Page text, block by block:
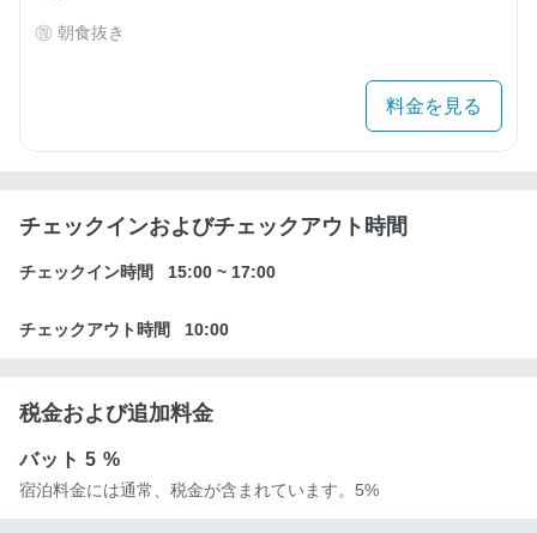
朝食抜き
料金を見る
チェックインおよびチェックアウト時間
チェックイン時間 15:00 ~ 17:00
チェックアウト時間 10:00
税金および追加料金
バット5 %
宿泊料金には通常、税金が含まれています。5%